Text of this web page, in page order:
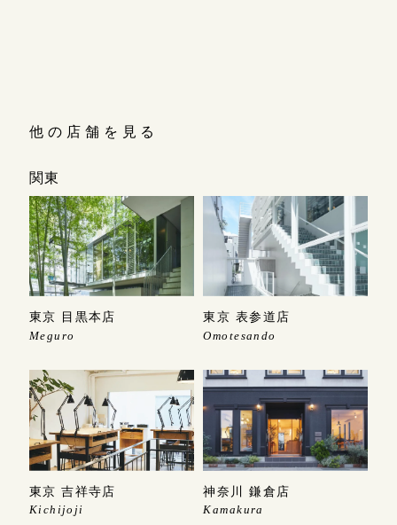
他の店舗を見る
関東
東京 目黒本店
Meguro
東京 表参道店
Omotesando
東京 吉祥寺店
Kichijoji
神奈川 鎌倉店
Kamakura